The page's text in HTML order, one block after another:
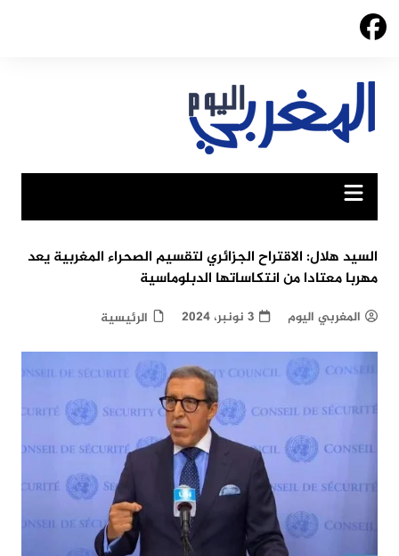
Skip
السيد هلال: الاقتراح الجزائري لتقسيم الصحراء المغربية يعد
مهربا معتادا من انتكاساتها الدبلوماسية
المغربي اليوم 3 نونبر، 2024 الرئيسية